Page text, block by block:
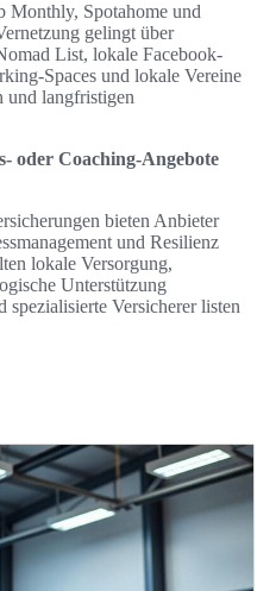
Monthly, Spotahome und
gelingt über
List, lokale Facebook-
Spaces und lokale Vereine
und langfristigen
oder Coaching-Angebote
bieten Anbieter
und Resilienz
lokale Versorgung,
Unterstützung
Versicherer listen